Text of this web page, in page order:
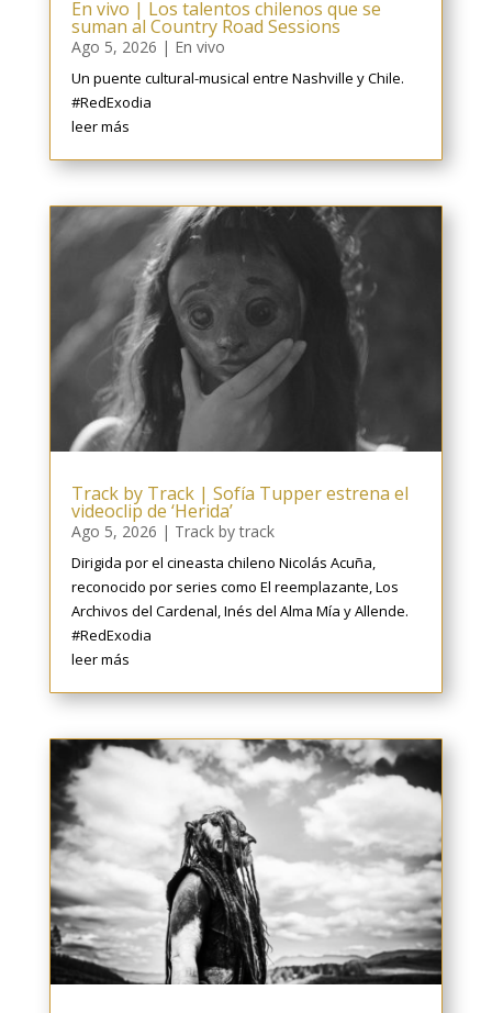
En vivo | Los talentos chilenos que se
suman al Country Road Sessions
Ago 5, 2026 | En vivo
Un puente cultural-musical entre Nashville y Chile.
#RedExodia
leer más
Track by Track | Sofía Tupper estrena el
videoclip de ‘Herida’
Ago 5, 2026 | Track by track
Dirigida por el cineasta chileno Nicolás Acuña,
reconocido por series como El reemplazante, Los
Archivos del Cardenal, Inés del Alma Mía y Allende.
#RedExodia
leer más